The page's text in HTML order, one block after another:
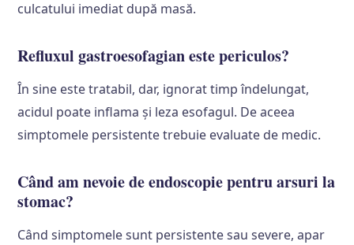
culcatului imediat după masă.
Refluxul gastroesofagian este periculos?
În sine este tratabil, dar, ignorat timp îndelungat,
acidul poate inflama și leza esofagul. De aceea
simptomele persistente trebuie evaluate de medic.
Când am nevoie de endoscopie pentru arsuri la
stomac?
Când simptomele sunt persistente sau severe, apar